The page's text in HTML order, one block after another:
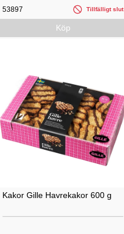
53897 Tillfälligt slut
Köp
Kakor Gille Havrekakor 600 g